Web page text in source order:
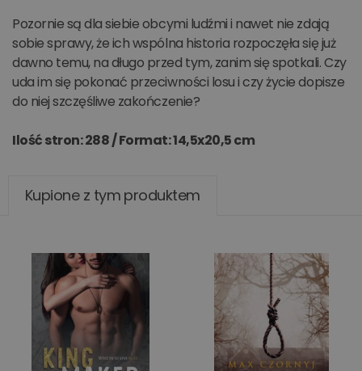
Pozornie są dla siebie obcymi ludźmi i nawet nie zdają
sobie sprawy, że ich wspólna historia rozpoczęła się już
dawno temu, na długo przed tym, zanim się spotkali. Czy
uda im się pokonać przeciwności losu i czy życie dopisze
do niej szczęśliwe zakończenie?
Ilość stron: 288 /Format: 14,5x20,5 cm
Kupione z tym produktem